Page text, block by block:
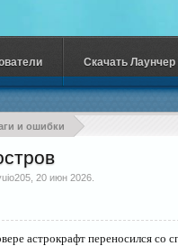
и ошибки
20 июн 2026
астрокрафт переносился со
Скачать Лаунчер